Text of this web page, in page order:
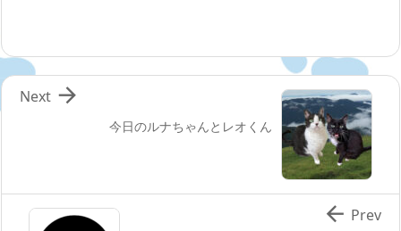
今日のルナちゃんとレオくん

Next
 Prev